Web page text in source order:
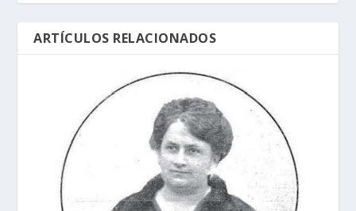
ARTÍCULOS RELACIONADOS